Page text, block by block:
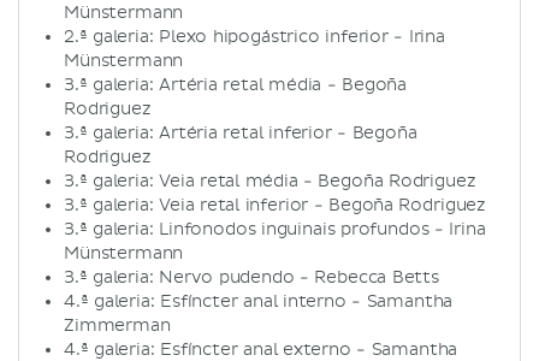
Münstermann
2.ª galeria: Plexo hipogástrico inferior - Irina
Münstermann
3.ª galeria: Artéria retal média - Begoña
Rodriguez
3.ª galeria: Artéria retal inferior - Begoña
Rodriguez
3.ª galeria: Veia retal média - Begoña Rodriguez
3.ª galeria: Veia retal inferior - Begoña Rodriguez
3.ª galeria: Linfonodos inguinais profundos - Irina
Münstermann
3.ª galeria: Nervo pudendo - Rebecca Betts
4.ª galeria: Esfíncter anal interno - Samantha
Zimmerman
4.ª galeria: Esfíncter anal externo - Samantha